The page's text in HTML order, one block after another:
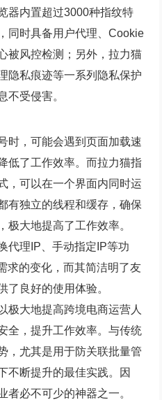
器内置超过3000种指纹特
同时具备用户代理、Cookie
被风控检测；另外，拉力猫
隐私痕迹等一系列隐私保护
不受侵害。
时，可能会遇到页面加载速
低了工作效率。而拉力猫指
，可以在一个界面内同时运
有独立的线程和缓存，确保
极大地提高了工作效率。
代理IP、手动指定IP等功
求的变化，而其简洁明了友
了良好的使用体验。
极大地提高跨境电商运营人
全，提升工作效率。与传统
，尤其是用于防关联批量管
不断提升的最佳实践。因
者必不可少的神器之一。